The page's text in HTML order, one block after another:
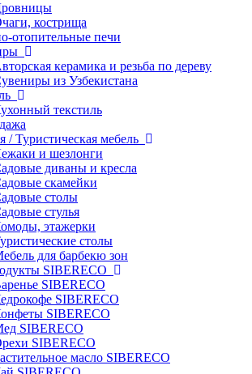
кострища
отопительные печи
керамика и резьба по дереву
из Узбекистана
текстиль
/ Туристическая мебель
и шезлонги
диваны и кресла
скамейки
столы
стулья
этажерки
столы
для барбекю зон
SIBERECO
SIBERECO
SIBERECO
SIBERECO
SIBERECO
SIBERECO
масло SIBERECO